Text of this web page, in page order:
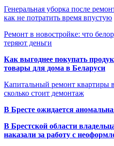
Генеральная уборка после
как не потратить время впустую
Ремонт в новостройке: что
теряют деньги
Как выгоднее покупать
товары для дома в Беларуси
Капитальный ремонт квартиры
сколько стоит демонтаж
В Бресте ожидается
В Брестской области
наказали за работу с